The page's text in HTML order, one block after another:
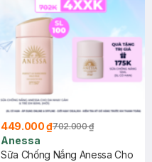
449.000 ₫702.000 ₫
Anessa
Sữa Chống Nắng Anessa Cho